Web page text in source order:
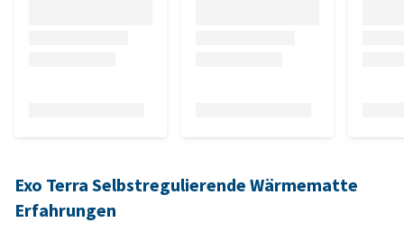
Exo Terra Selbstregulierende Wärmematte
Erfahrungen